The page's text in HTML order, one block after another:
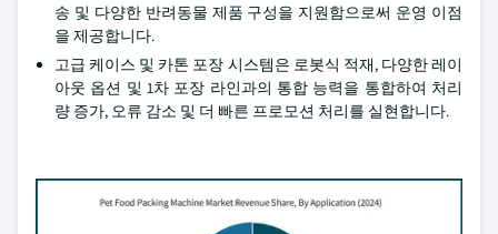
송 및 다양한 반려동물 제품 구성을 지원함으로써 운영 이점
을 제공합니다.
고급 케이스 및 카톤 포장 시스템은 로봇식 적재, 다양한 레이
아웃 옵션 및 1차 포장 라인과의 통합 능력을 통합하여 처리
량 증가, 오류 감소 및 더 빠른 프로모션 처리를 실현합니다.